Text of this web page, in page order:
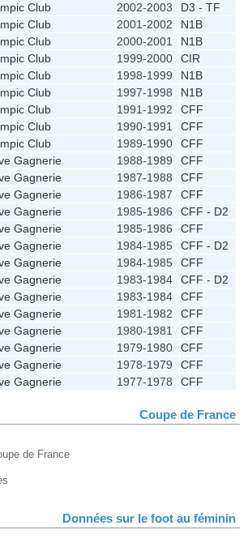
Club
2002-2003
D3 - TF
Club
2001-2002
N1B
Club
2000-2001
N1B
Club
1999-2000
CIR
Club
1998-1999
N1B
Club
1997-1998
N1B
Club
1991-1992
CFF
Club
1990-1991
CFF
Club
1989-1990
CFF
Gagnerie
1988-1989
CFF
Gagnerie
1987-1988
CFF
Gagnerie
1986-1987
CFF
Gagnerie
1985-1986
CFF - D2
Gagnerie
1985-1986
CFF
Gagnerie
1984-1985
CFF - D2
Gagnerie
1984-1985
CFF
Gagnerie
1983-1984
CFF - D2
Gagnerie
1983-1984
CFF
Gagnerie
1981-1982
CFF
Gagnerie
1980-1981
CFF
Gagnerie
1979-1980
CFF
Gagnerie
1978-1979
CFF
Gagnerie
1977-1978 CFF
Coupe de France
de France
Données sur le foot au féminin